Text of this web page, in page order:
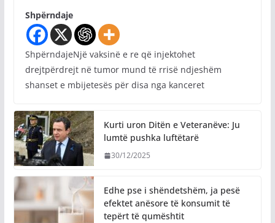
Shpërndaje
ShpërndajeNjë vaksinë e re që injektohet
drejtpërdrejt në tumor mund të rrisë ndjeshëm
shanset e mbijetesës për disa nga kanceret
Kurti uron Ditën e Veteranëve: Ju
lumtë pushka luftëtarë
30/12/2025
Edhe pse i shëndetshëm, ja pesë
efektet anësore të konsumit të
tepërt të qumështit